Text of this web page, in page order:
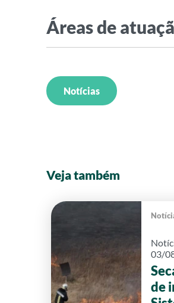
Áreas de
Notícias
Veja também
03/
de